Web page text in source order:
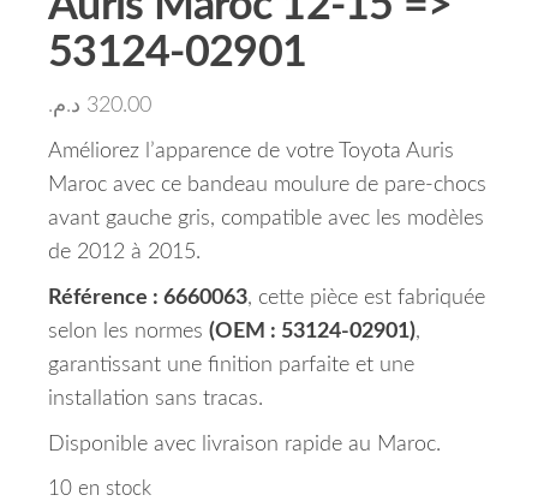
53124-02901
320.00 د.م.
Améliorez l’apparence de votre Toyota Auris
Maroc avec ce bandeau moulure de pare-chocs
avant gauche gris, compatible avec les modèles
de 2012 à 2015.
Référence : 6660063, cette pièce est fabriquée
selon les normes (OEM : 53124-02901),
garantissant une finition parfaite et une
installation sans tracas.
Disponible avec livraison rapide au Maroc.
10 en stock